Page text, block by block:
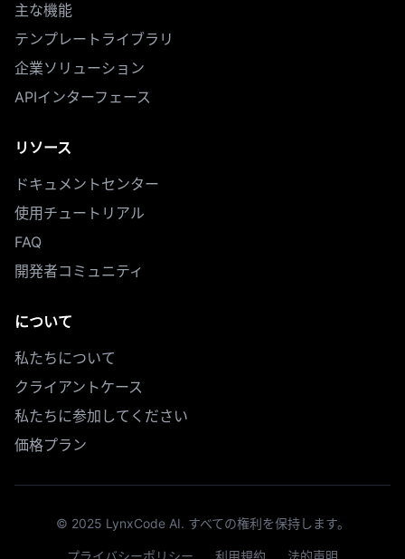
主な機能
テンプレートライブラリ
企業ソリューション
APIインターフェース
リソース
ドキュメントセンター
使用チュートリアル
FAQ
開発者コミュニティ
について
私たちについて
クライアントケース
私たちに参加してください
価格プラン
© 2025 LynxCode AI. すべての権利を保持します。